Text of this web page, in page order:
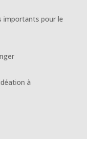
importants pour le
à